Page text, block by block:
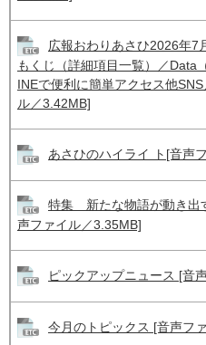
広報おわりあさひ2026年7
もくじ（詳細項目一覧）／Data
INEで便利に簡単アクセス他
ル／3.42MB]
あさひのハイライ ト[音声
特集 新たな物語が動き出
声ファイル／3.35MB]
ピックアップニュース [音
今月のトピックス [音声フ